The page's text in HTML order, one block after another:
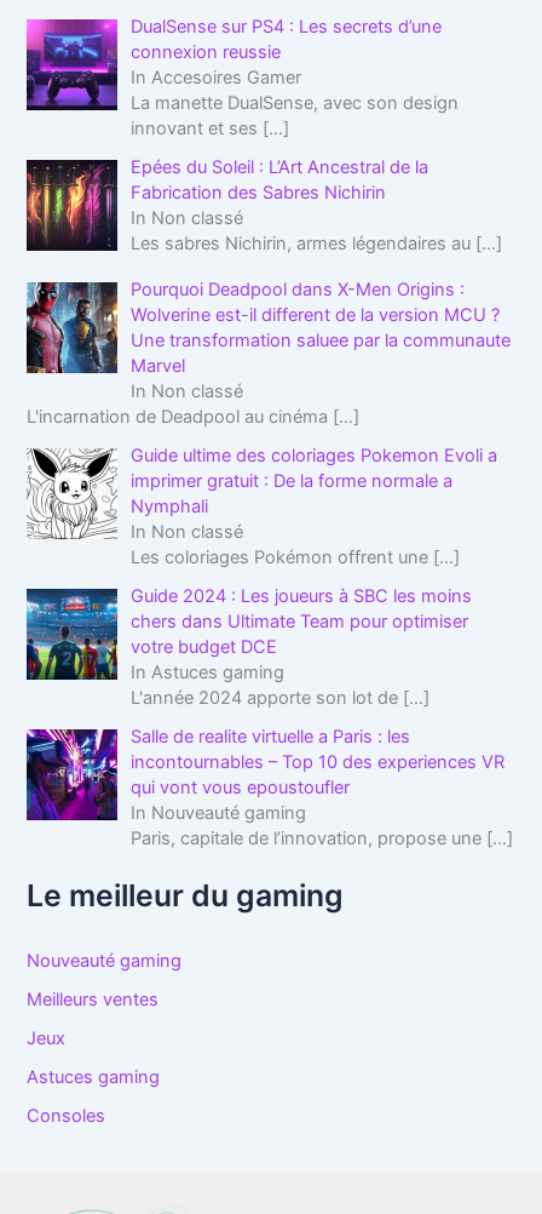
DualSense sur PS4 : Les secrets d’une
connexion reussie
In Accesoires Gamer
La manette DualSense, avec son design
innovant et ses […]
Epées du Soleil : L’Art Ancestral de la
Fabrication des Sabres Nichirin
In Non classé
Les sabres Nichirin, armes légendaires au […]
Pourquoi Deadpool dans X-Men Origins :
Wolverine est-il different de la version MCU ?
Une transformation saluee par la communaute
Marvel
In Non classé
L'incarnation de Deadpool au cinéma […]
Guide ultime des coloriages Pokemon Evoli a
imprimer gratuit : De la forme normale a
Nymphali
In Non classé
Les coloriages Pokémon offrent une […]
Guide 2024 : Les joueurs à SBC les moins
chers dans Ultimate Team pour optimiser
votre budget DCE
In Astuces gaming
L'année 2024 apporte son lot de […]
Salle de realite virtuelle a Paris : les
incontournables – Top 10 des experiences VR
qui vont vous epoustoufler
In Nouveauté gaming
Paris, capitale de l’innovation, propose une […]
Le meilleur du gaming
Nouveauté gaming
Meilleurs ventes
Jeux
Astuces gaming
Consoles